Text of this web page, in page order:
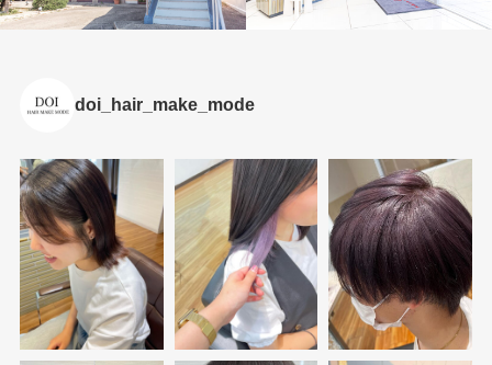
doi_hair_make_mode